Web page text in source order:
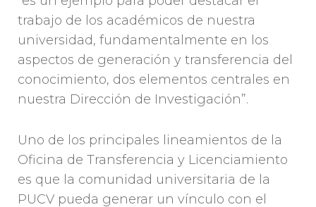
trabajo de los académicos de nuestra
universidad, fundamentalmente en los
aspectos de generación y transferencia del
conocimiento, dos elementos centrales en
nuestra Dirección de Investigación”.
Uno de los principales lineamientos de la
Oficina de Transferencia y Licenciamiento
es que la comunidad universitaria de la
PUCV pueda generar un vínculo con el